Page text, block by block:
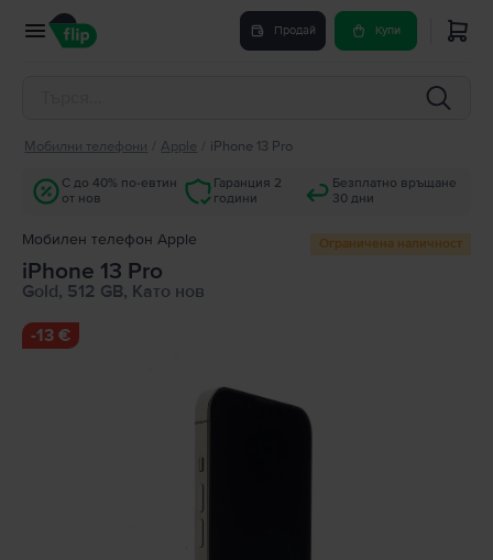
Продай Купи
Мобилни телефони Apple iPhone 13 Pro
С до 40% по-евтин
от нов
Гаранция 2
години
Безплатно връщане
30 дни
Мобилен телефон Apple Ограничена наличност
iPhone 13 Pro
Gold, 512 GB, Като нов
-13 €